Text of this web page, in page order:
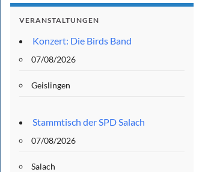
VERANSTALTUNGEN
Konzert: Die Birds Band
07/08/2026
Geislingen
Stammtisch der SPD Salach
07/08/2026
Salach